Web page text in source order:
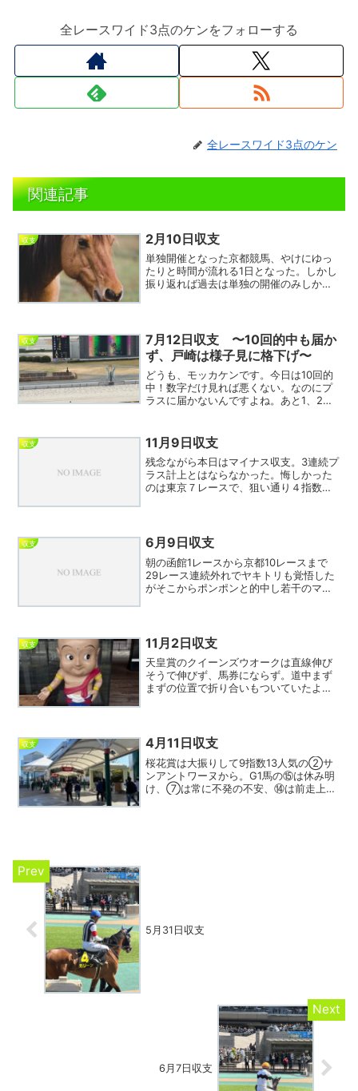
全レースワイド3点のケンをフォローする
全レースワイド3点のケン
関連記事
収支 2月10日収支
単独開催となった京都競馬、やけにゆっ
たりと時間が流れる1日となった。しかし
振り返れば過去は単独の開催のみしか購
り前になってしまった。...
収支
7月12日収支 〜10回的中も届か
ず、戸崎は様子見に格下げ〜
どうも、モッカケンです。今日は10回的
中！数字だけ見れば悪くない。なのにプ
ラスに届かないんですよね。あと1、2回
はこういうことがあるから難しい。的中
数を増やすよりも、...
収支 11月9日収支
残念ながら本日はマイナス収支。3連続プ
ラス計上とはならなかった。悔しかった
のは東京７レースで、狙い通り４指数な
気と低評価のコンクシエ...
収支 6月9日収支
朝の函館1レースから京都10レースまで
29レース連続外れでヤキトリも覚悟した
がそこからポンポンと的中し若干のマイ
ースには驚いた。ま...
収支 11月2日収支
天皇賞のクイーンズウオークは直線伸び
そうで伸びず、馬券にならず。道中まず
まずの位置で折り合いもついていたよう
のわりに人気なく、団...
収支 4月11日収支
桜花賞は大振りして9指数13人気の②サ
ンアントワーヌから。G1馬の⑮は休み明
け、⑦は常に不発の不安、⑭は前走上手
5月31日収支
6月7日収支